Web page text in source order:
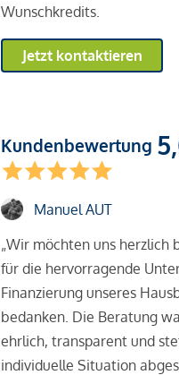
Wunschkredits.
Jetzt kontaktieren
Kundenbewertung
Manuel AUT
„Wir möchten uns herzlich
für die hervorragende
Finanzierung unseres
bedanken. Die Beratung
ehrlich, transparent und
individuelle Situation